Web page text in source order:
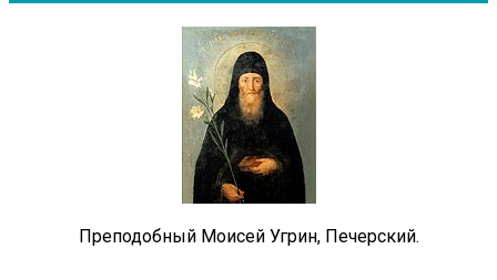
Преподобный Моисей Угрин, Печерский.